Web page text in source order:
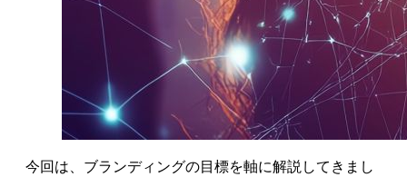
今回は、ブランディングの目標を軸に解説してきまし